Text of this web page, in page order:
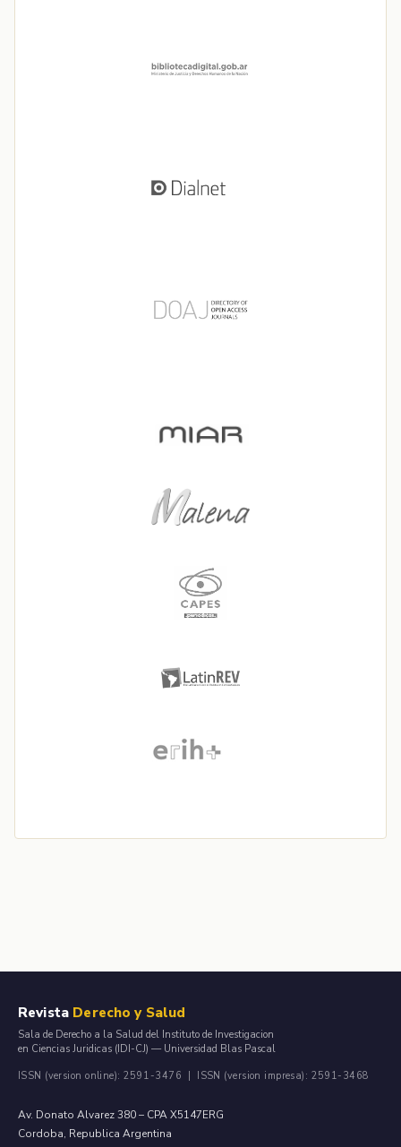
Revista Derecho y Salud
Sala de Derecho a la Salud del Instituto de Investigacion
en Ciencias Juridicas (IDI-CJ) — Universidad Blas Pascal
ISSN (version online): 2591-3476 | ISSN (version impresa): 2591-3468
Av. Donato Alvarez 380 – CPA X5147ERG
Cordoba, Republica Argentina